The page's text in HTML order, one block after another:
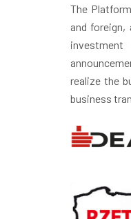
The
and
realize the
business